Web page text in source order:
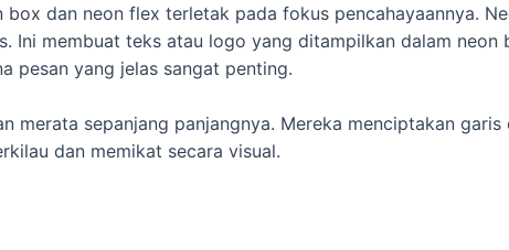
dan neon flex terletak pada fokus pencahayaannya.
Ini membuat teks atau logo yang ditampilkan dalam
pesan yang jelas sangat penting.
merata sepanjang panjangnya. Mereka menciptakan
dan memikat secara visual.